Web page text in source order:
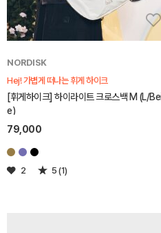
NORDISK
Hej! 가볍게 떠나는 휘게 하이크
[휘게하이크] 하이라이트 크로스백 M (L/
e)
79,000
2 5 (1)